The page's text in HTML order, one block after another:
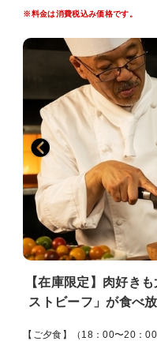
をご賞味ください。
【ご朝食】（7：00〜9：00）
新鮮食材を生かした、体が目
※食事内容は、季節・在庫状
【お食事場所】《館内レスト
岩手山・安比高原を見渡す大
ビュッフェレストラン。
※浴衣、作務衣、寝間着姿で
※夕食・朝食については、状
がございます。
※料金は消費税込み価格です。
【在庫限定】肉好き
ストビーフ」が食べ
【ご夕食】（18：00〜20：00